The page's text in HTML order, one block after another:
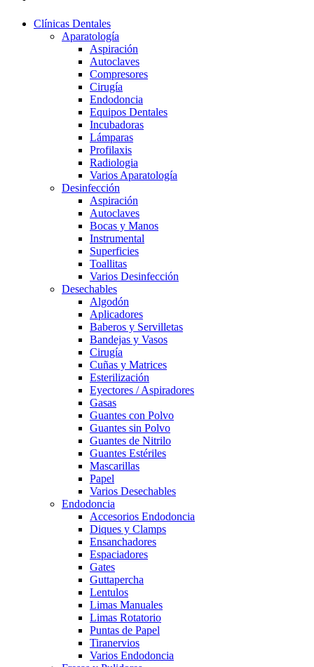
Clínicas Dentales
Aparatología
Aspiración
Autoclaves
Compresores
Cirugía
Endodoncia
Equipos Dentales
Incubadoras
Lámparas
Profilaxis
Radiologia
Varios Aparatología
Desinfección
Aspiración
Autoclaves
Bocas y Manos
Instrumental
Superficies
Toallitas
Varios Desinfección
Desechables
Algodón
Aplicadores
Baberos y Servilletas
Bandejas y Vasos
Cirugía
Cuñas y Matrices
Esterilización
Eyectores / Aspiradores
Gasas
Guantes con Polvo
Guantes sin Polvo
Guantes de Nitrilo
Guantes Estériles
Mascarillas
Papel
Varios Desechables
Endodoncia
Accesorios Endodoncia
Diques y Clamps
Ensanchadores
Espaciadores
Gates
Guttapercha
Lentulos
Limas Manuales
Limas Rotatorio
Puntas de Papel
Tiranervios
Varios Endodoncia